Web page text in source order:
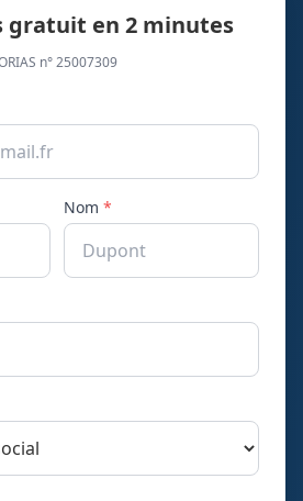
gratuit en 2 minutes
n° 25007309
Nom *